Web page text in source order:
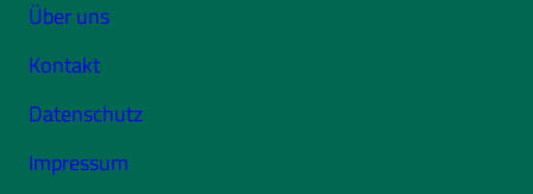
Über uns
Kontakt
Datenschutz
Impressum